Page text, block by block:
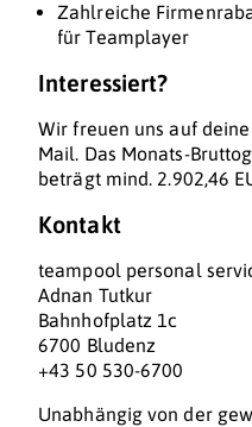
Zahlreiche
für Teamplayer
Interessiert?
Wir freuen uns auf
Mail. Das Monats-
beträgt mind. 2.902,46
Kontakt
teampool personal
Adnan Tutkur
Bahnhofplatz 1c
6700 Bludenz
+43 50 530-6700
Unabhängig von der